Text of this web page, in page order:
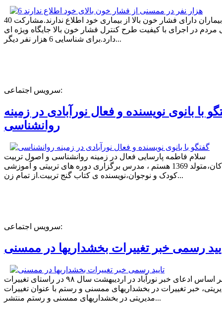
40 درصد بیماران دارای فشار خون بالا از بیماری خود اطلاع ندارند.مشارکت
در اجرای با کیفیت طرح کنترل فشار خون بالا جایگاه ویژه ای
دارد.برای شناسایی 6 هزار نفر دیگر...
سرویس اجتماعی:
با بانوی نویسنده و فعال نورآبادی در زمینه
روانشناسی
سلام فاطمه پارسایی فعال در زمینه روانشناسی و اصول تربیت
کودکان،متولد 1369 هستم ، مدرس برگزاری دوره های تربیتی و آموزشی
کودک و نوجوان،نویسنده ی کتاب گنج تربیت.از تمام زن...
سرویس اجتماعی:
رسمی خبر تغییرات بخشداریها در ممسنی
بر اساس ادعای خبر نورآباد در اردیبهشت سال ۹۸ در راستای تغییرات
خبر تغییرات در بخشداریهای ممسنی و رستم با عنوان تغییرات
مدیریتی در بخشداریهای ممسنی و رستم منتشر...